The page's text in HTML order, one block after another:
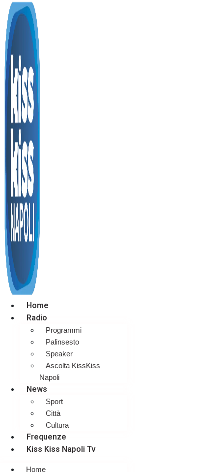
Home
Radio
Programmi
Palinsesto
Speaker
Ascolta KissKiss
Napoli
News
Sport
Città
Cultura
Frequenze
Kiss Kiss Napoli Tv
Home